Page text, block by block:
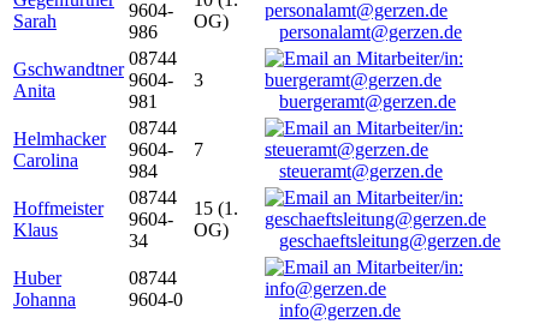
Sarah
9604-
986
OG)
personalamt@gerzen.de
Gschwandtner
Anita
08744
9604-
981
3
buergeramt@gerzen.de
Helmhacker
Carolina
08744
9604-
984
7
steueramt@gerzen.de
Hoffmeister
Klaus
08744
9604-
34
15 (1.
OG)
geschaeftsleitung@gerzen.de
Huber
Johanna
08744
9604-0
info@gerzen.de